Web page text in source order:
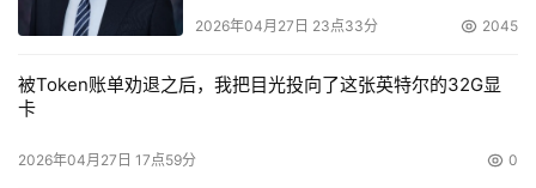
者证实，“HDS现在的渠道比重也越来越大了。”
目前，HDS在中国市场拥有四大全国性渠道伙伴(联想、
神州数码、长虹朝华和华胜天成)以及18家金牌代理商，并
为其业务发展和宣传推广制定了相应的支持政策。
2026年04月27日 23点33分 2045
被Token账单劝退之后，我把目光投向了这张英特尔的32G显
卡
2026年04月27日 17点59分 0